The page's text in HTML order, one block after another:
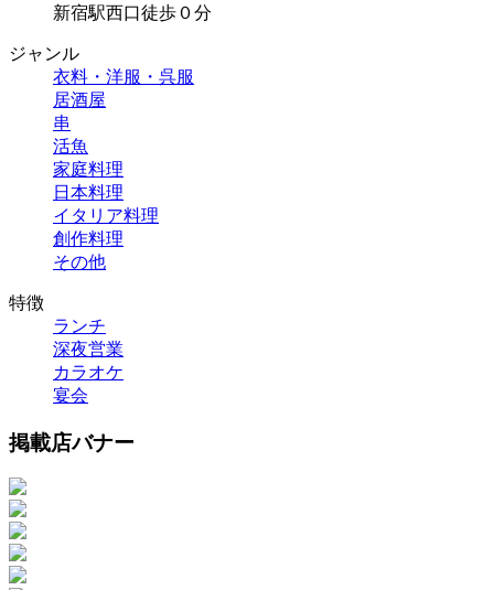
新宿駅西口徒歩０分
ジャンル
衣料・洋服・呉服
居酒屋
串
活魚
家庭料理
日本料理
イタリア料理
創作料理
その他
特徴
ランチ
深夜営業
カラオケ
宴会
掲載店バナー